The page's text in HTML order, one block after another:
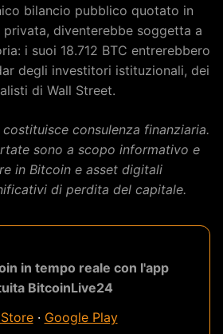
bilancio pubblico quotato in
privata, diventerebbe soggetta a
i suoi 18.712 BTC entrerebbero
degli investitori istituzionali, dei
di Wall Street.
consulenza finanziaria.
sono a scopo informativo e
in Bitcoin e asset digitali
di perdita del capitale.
in tempo reale con l'app
BitcoinLive24
· Google Play